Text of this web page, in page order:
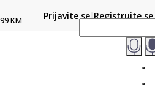
KM
Platite karticom online i
Prijavite se Registrujte se